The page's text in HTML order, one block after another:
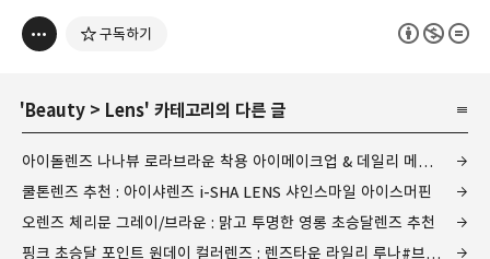
구독하기
'Beauty > Lens' 카테고리의 다른 글
아이돌렌즈 나나뷰 로라브라운 착용 아이메이크업 & 데일리 메이크업룩
쿨톤렌즈 추천 : 아이샤렌즈 i-SHA LENS 샤인스마일 아이스머핀
오렌즈 체리문 그레이/브라운 : 맑고 투명한 영롱 초승달렌즈 추천
핑크 초승달 포인트 원데이 컬러렌즈 : 렌즈타운 라일리 루나#브라운 메이크업